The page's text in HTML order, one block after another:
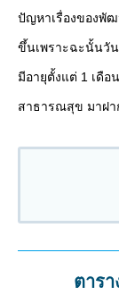
ปัญหาเรื่องของพัฒ
ขึ้นเพราะฉะนั้นวั
มีอายุตั้งแต่ 1 เดือ
สาธารณสุข มาฝา
ตาร